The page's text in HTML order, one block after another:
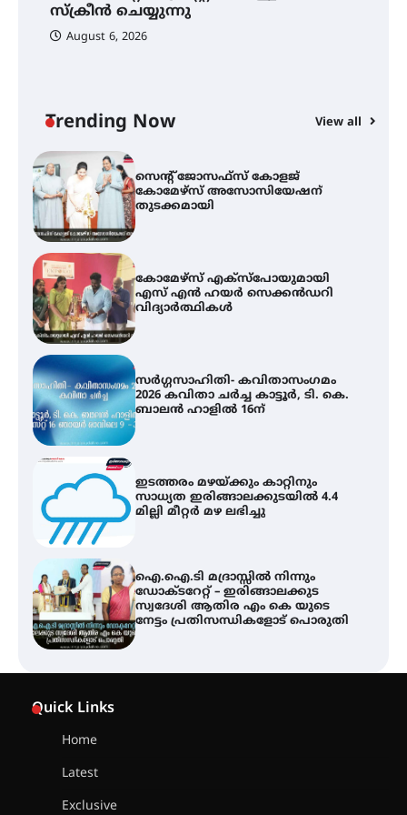
സ്‌ക്രീൻ ചെയ്യുന്നു
August 6, 2026
Trending Now View all
നേട്ടം പ്രതിസന്ധികളോട് പൊരുതി
വെള്ളിയാഴ്ച സ്‌ക്രീൻ ചെയ്യുന്നു
സെന്റ് ജോസഫ്സ് കോളജ്
കോമേഴ്‌സ് അസോസിയേഷന്
തുടക്കമായി
കോമേഴ്സ് എക്സ്പോയുമായി
എസ് എൻ ഹയർ സെക്കൻഡറി
വിദ്യാർത്ഥികൾ
സർഗ്ഗസാഹിതി- കവിതാസംഗമം
2026 കവിതാ ചർച്ച കാട്ടൂർ, ടി. കെ.
ബാലൻ ഹാളിൽ 16ന്
ഇടത്തരം മഴയ്ക്കും കാറ്റിനും
സാധ്യത ഇരിങ്ങാലക്കുടയിൽ 4.4
മില്ലി മീറ്റർ മഴ ലഭിച്ചു
ഐ.ഐ.ടി മദ്രാസ്സിൽ നിന്നും
ഡോക്ടറേറ്റ് – ഇരിങ്ങാലക്കുട
സ്വദേശി ആതിര എം കെ യുടെ
നേട്ടം പ്രതിസന്ധികളോട് പൊരുതി
Quick Links
Home
Latest
Exclusive